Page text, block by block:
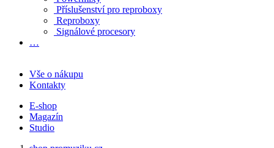
Příslušenství pro reproboxy
Reproboxy
Signálové procesory
…
Vše o nákupu
Kontakty
E-shop
Magazín
Studio